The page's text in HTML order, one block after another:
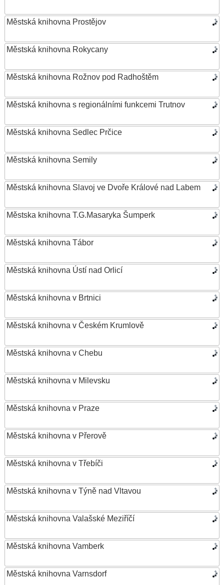
Městská knihovna Prostějov
Městská knihovna Rokycany
Městská knihovna Rožnov pod Radhoštěm
Městská knihovna s regionálními funkcemi Trutnov
Městská knihovna Sedlec Prčice
Městská knihovna Semily
Městská knihovna Slavoj ve Dvoře Králové nad Labem
Městska knihovna T.G.Masaryka Šumperk
Městská knihovna Tábor
Městská knihovna Ústí nad Orlicí
Městská knihovna v Brtnici
Městská knihovna v Českém Krumlově
Městská knihovna v Chebu
Městská knihovna v Milevsku
Městská knihovna v Praze
Městská knihovna v Přerově
Městská knihovna v Třebíči
Městská knihovna v Týně nad Vltavou
Městská knihovna Valašské Meziříčí
Městská knihovna Vamberk
Městská knihovna Varnsdorf